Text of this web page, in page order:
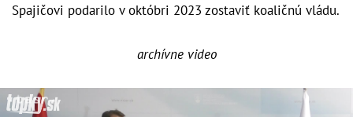
Spajičovi podarilo v októbri 2023 zostaviť koaličnú vládu.
archívne video